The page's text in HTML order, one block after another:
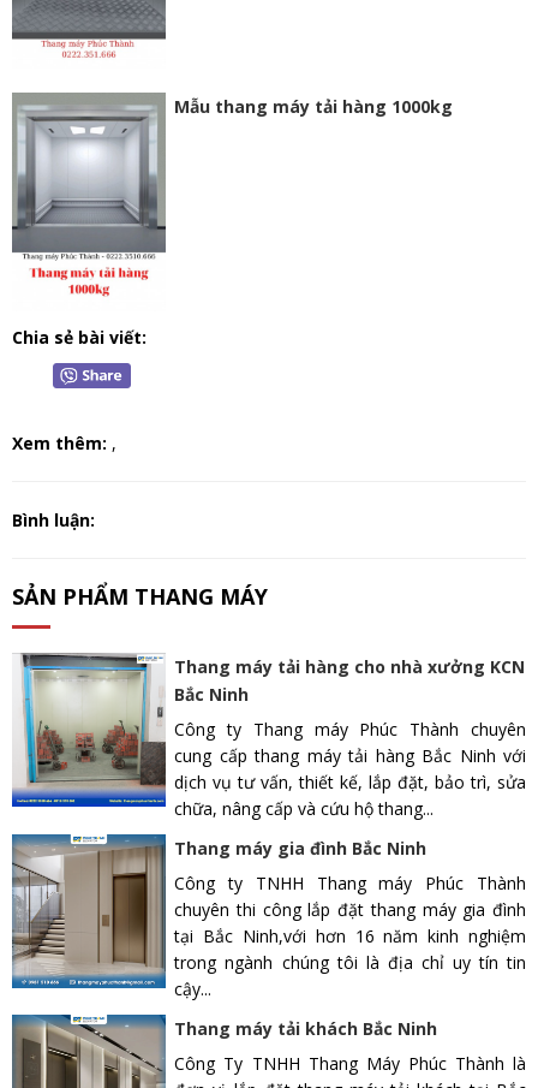
Mẫu thang máy tải hàng 1000kg
Chia sẻ bài viết:
Xem thêm: ,
Bình luận:
SẢN PHẨM THANG MÁY
Thang máy tải hàng cho nhà xưởng KCN
Bắc Ninh
Công ty Thang máy Phúc Thành chuyên
cung cấp thang máy tải hàng Bắc Ninh với
dịch vụ tư vấn, thiết kế, lắp đặt, bảo trì, sửa
chữa, nâng cấp và cứu hộ thang...
Thang máy gia đình Bắc Ninh
Công ty TNHH Thang máy Phúc Thành
chuyên thi công lắp đặt thang máy gia đình
tại Bắc Ninh,với hơn 16 năm kinh nghiệm
trong ngành chúng tôi là địa chỉ uy tín tin
cậy...
Thang máy tải khách Bắc Ninh
Công Ty TNHH Thang Máy Phúc Thành là